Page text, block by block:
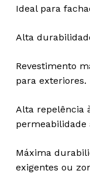
Ideal para
Alta
Revestimento
para exteriores.
Alta repelência
permeabilidade
Máxima
exigentes ou